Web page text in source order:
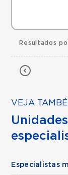
Resultados
VEJA
Especialistas